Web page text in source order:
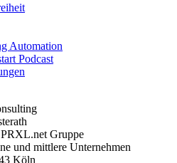
Automation
Podcast
Gruppe
und mittlere Unternehmen
Köln